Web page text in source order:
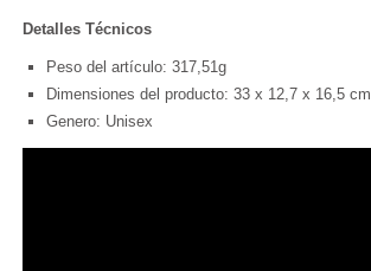
Detalles Técnicos
Peso del artículo: 317,51g
Dimensiones del producto: 33 x 12,7 x 16,5 cm
Genero: Unisex